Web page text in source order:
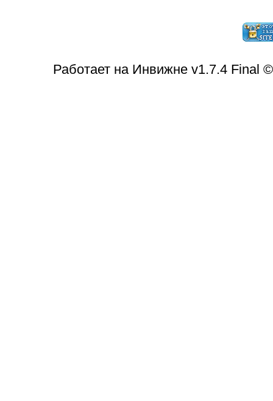
Работает на Инвижне v1.7.4 Final